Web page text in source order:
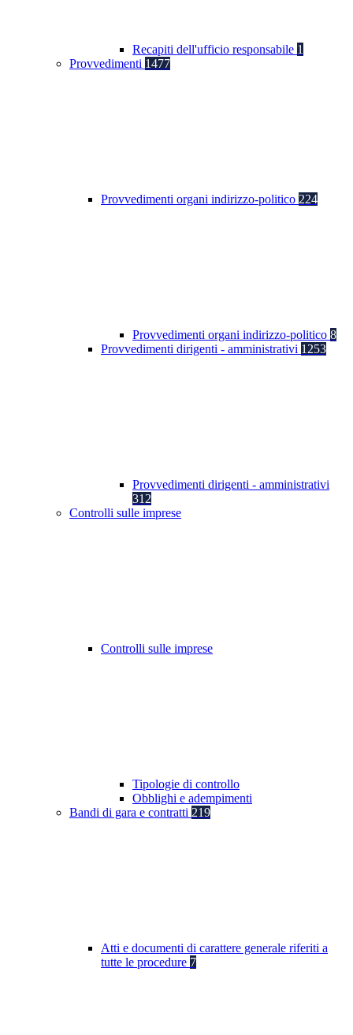
Recapiti dell'ufficio responsabile 1
Provvedimenti 1477
Provvedimenti organi indirizzo-politico 224
Provvedimenti organi indirizzo-politico 8
Provvedimenti dirigenti - amministrativi 1253
Provvedimenti dirigenti - amministrativi
312
Controlli sulle imprese
Controlli sulle imprese
Tipologie di controllo
Obblighi e adempimenti
Bandi di gara e contratti 219
Atti e documenti di carattere generale riferiti a
tutte le procedure 7